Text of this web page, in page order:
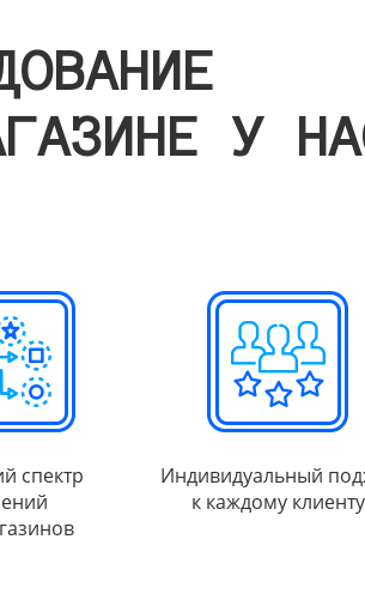
У
спектр
Индивидуальный
к каждому клиенту